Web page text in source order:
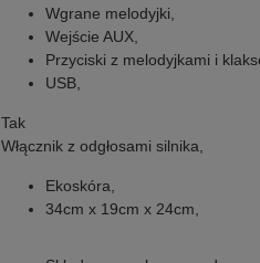
Wgrane melodyjki,
Wejście AUX,
Przyciski z melodyjkami i
USB,
Tak
Włącznik z odgłosami silnika,
Ekoskóra,
34cm x 19cm x 24cm,